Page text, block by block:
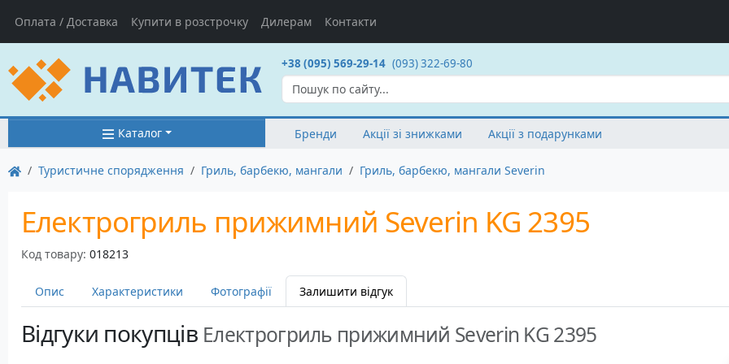
Оплата / Доставка Купити в розстрочку Дилерам Контакти
+38 (095) 569-29-14 (093) 322-69-80
Каталог Бренди Акції зі знижками Акції з подарунками
Туристичне спорядження Гриль, барбекю, мангали Гриль, барбекю, мангали Severin
Електрогриль прижимний Severin KG 2395
Код товару: 018213
Опис Характеристики Фотографії Залишити відгук
Відгуки покупців Електрогриль прижимний Severin KG 2395